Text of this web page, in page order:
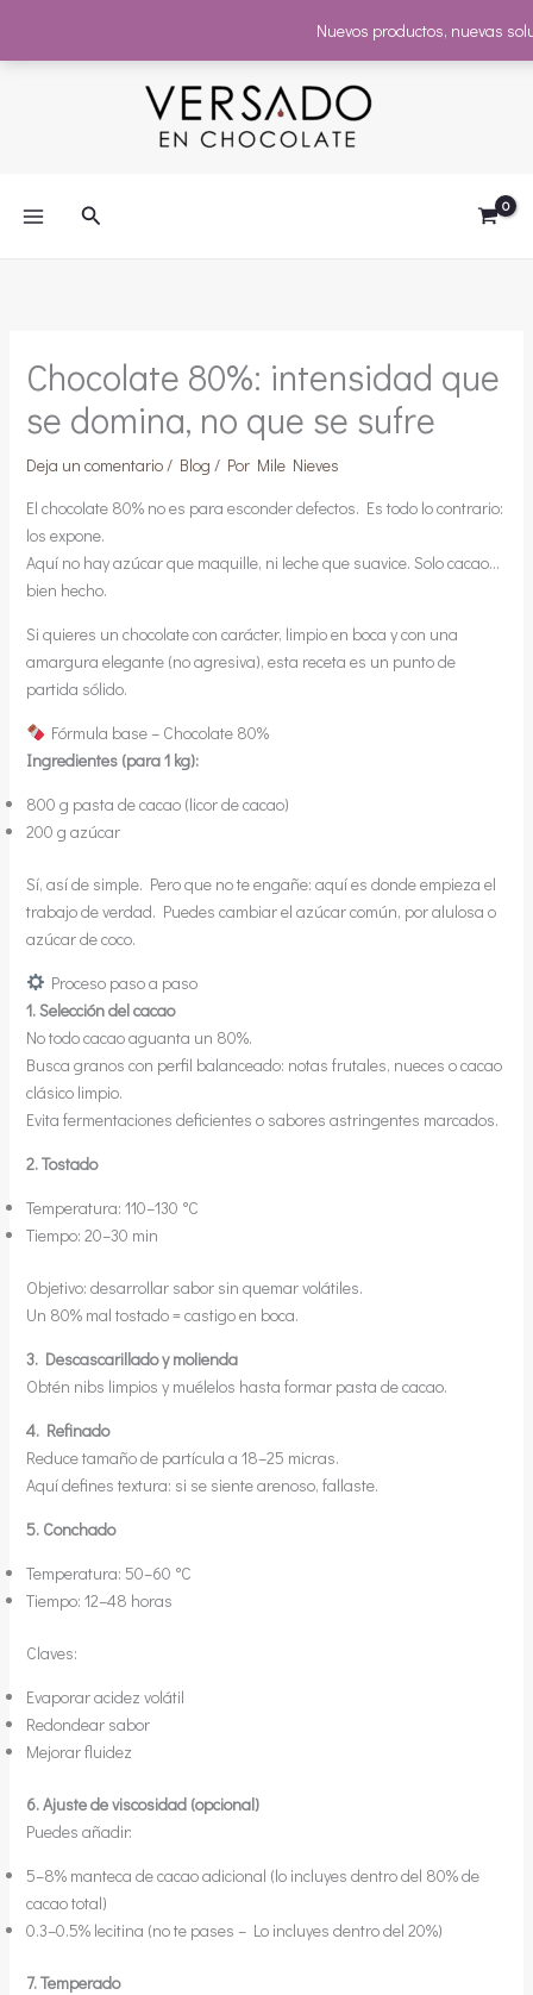
Nuevos productos, nuevas
Buscar
Chocolate 80%: intensidad que
se domina, no que se sufre
Deja un comentario/ Blog / Por Mile Nieves
El chocolate 80% no es para esconder defectos. Es todo lo contrario:
los expone.
Aquí no hay azúcar que maquille, ni leche que suavice. Solo cacao…
bien hecho.
Si quieres un chocolate con carácter, limpio en boca y con una
amargura elegante (no agresiva), esta receta es un punto de
partida sólido.
Fórmula base – Chocolate 80%
Ingredientes (para 1 kg):
800 g pasta de cacao (licor de cacao)
200 g azúcar
Sí, así de simple. Pero que no te engañe: aquí es donde empieza el
trabajo de verdad. Puedes cambiar el azúcar común, por alulosa o
azúcar de coco.
Proceso paso a paso
1. Selección del cacao
No todo cacao aguanta un 80%.
Busca granos con perfil balanceado: notas frutales, nueces o cacao
clásico limpio.
Evita fermentaciones deficientes o sabores astringentes marcados.
2. Tostado
Temperatura: 110–130 °C
Tiempo: 20–30 min
Objetivo: desarrollar sabor sin quemar volátiles.
Un 80% mal tostado = castigo en boca.
3. Descascarillado y molienda
Obtén nibs limpios y muélelos hasta formar pasta de cacao.
4. Refinado
Reduce tamaño de partícula a 18–25 micras.
Aquí defines textura: si se siente arenoso, fallaste.
5. Conchado
Temperatura: 50–60 °C
Tiempo: 12–48 horas
Claves:
Evaporar acidez volátil
Redondear sabor
Mejorar fluidez
6. Ajuste de viscosidad (opcional)
Puedes añadir:
5–8% manteca de cacao adicional (lo incluyes dentro del 80% de
cacao total)
0.3–0.5% lecitina (no te pases – Lo incluyes dentro del 20%)
7. Temperado